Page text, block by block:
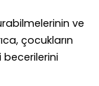
ve
çocukların
becerilerini